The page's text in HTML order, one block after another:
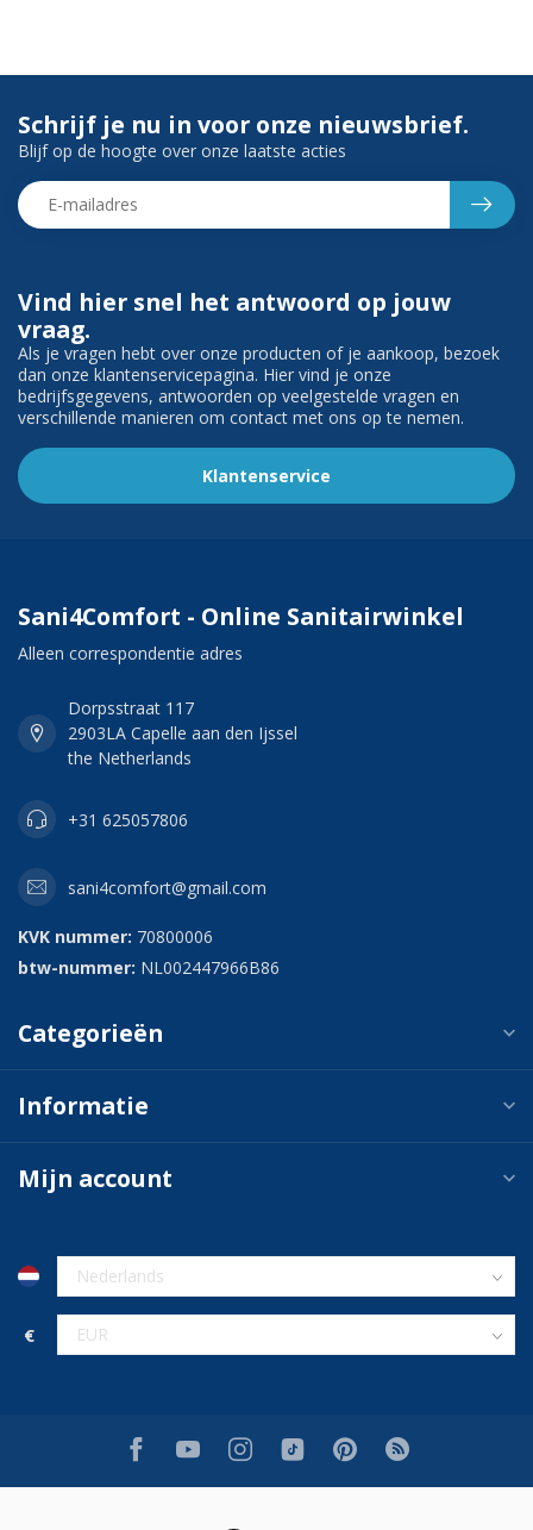
Vind hier snel het antwoord op jouw
vraag.
Als je vragen hebt over onze producten of je aankoop, bezoek
dan onze klantenservicepagina. Hier vind je onze
bedrijfsgegevens, antwoorden op veelgestelde vragen en
verschillende manieren om contact met ons op te nemen.
Klantenservice
Schrijf je nu in voor onze nieuwsbrief.
Blijf op de hoogte over onze laatste acties
Sani4Comfort - Online Sanitairwinkel
Alleen correspondentie adres
Dorpsstraat 117
2903LA Capelle aan den Ijssel
the Netherlands
+31 625057806
sani4comfort@gmail.com
KVK nummer: 70800006
btw-nummer: NL002447966B86
Categorieën
Informatie
Mijn account
€